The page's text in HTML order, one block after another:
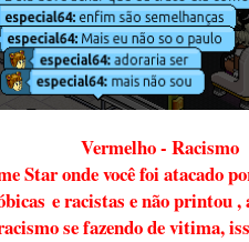
Vermelho - Racismo
Star onde você foi atacado
e racistas e não printou ,
se fazendo de vitima,